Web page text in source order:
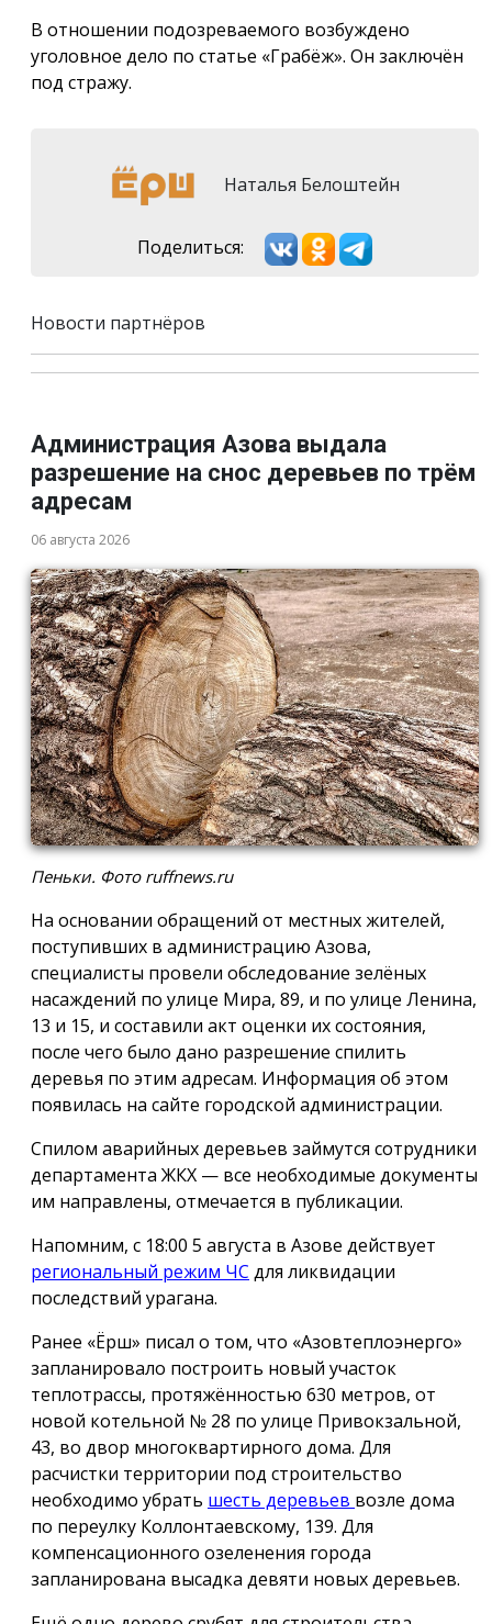
В отношении подозреваемого возбуждено
уголовное дело по статье «Грабёж». Он заключён
под стражу.
Наталья Белоштейн
Поделиться:
Новости партнёров
Администрация Азова выдала
разрешение на снос деревьев по трём
адресам
06 августа 2026
Пеньки. Фото ruffnews.ru
На основании обращений от местных жителей,
поступивших в администрацию Азова,
специалисты провели обследование зелёных
насаждений по улице Мира, 89, и по улице Ленина,
13 и 15, и составили акт оценки их состояния,
после чего было дано разрешение спилить
деревья по этим адресам. Информация об этом
появилась на сайте городской администрации.
Спилом аварийных деревьев займутся сотрудники
департамента ЖКХ — все необходимые документы
им направлены, отмечается в публикации.
Напомним, с 18:00 5 августа в Азове действует
региональный режим ЧС для ликвидации
последствий урагана.
Ранее «Ёрш» писал о том, что «Азовтеплоэнерго»
запланировало построить новый участок
теплотрассы, протяжённостью 630 метров, от
новой котельной № 28 по улице Привокзальной,
43, во двор многоквартирного дома. Для
расчистки территории под строительство
необходимо убрать шесть деревьев возле дома
по переулку Коллонтаевскому, 139. Для
компенсационного озеленения города
запланирована высадка девяти новых деревьев.